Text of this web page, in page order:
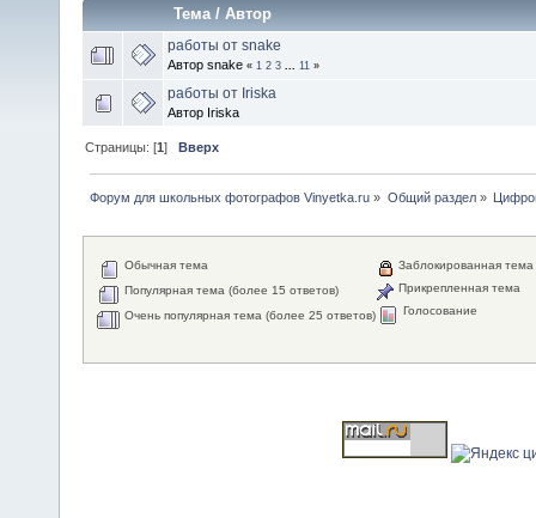
Тема /Автор
работы от snake
Автор snake « 1 2 3 11 »
работы от Iriska
Автор Iriska
Страницы: [1]Вверх
Форум для школьных фотографов Vinyetka.ru » Общий раздел»
Обычная тема
Популярная тема (более 15 ответов)
Очень популярная тема (более 25 ответов)
Заблокированная тема
Прикрепленная тема
Голосование